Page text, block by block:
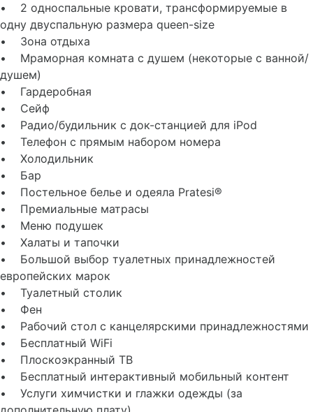
• 2 односпальные кровати, трансформируемые в
одну двуспальную размера queen-size
• Зона отдыха
• Мраморная комната с душем (некоторые с ванной/
душем)
• Гардеробная
• Сейф
• Радио/будильник с док-станцией для iPod
• Телефон с прямым набором номера
• Холодильник
• Бар
• Постельное белье и одеяла Pratesi®
• Премиальные матрасы
• Меню подушек
• Халаты и тапочки
• Большой выбор туалетных принадлежностей
европейских марок
• Туалетный столик
• Фен
• Рабочий стол с канцелярскими принадлежностями
• Бесплатный WiFi
• Плоскоэкранный ТВ
• Бесплатный интерактивный мобильный контент
• Услуги химчистки и глажки одежды (за